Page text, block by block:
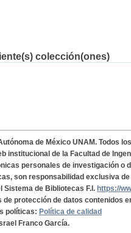
colección(ones)
de México UNAM. Todos
institucional de la Facultad de
personales de investigación o
son responsabilidad exclusiva
Sistema de Bibliotecas F.I. https://
de protección de datos contenidos
políticas: Política de calidad
Franco García.